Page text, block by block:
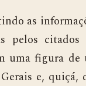
as
pelos
uma figura
e,